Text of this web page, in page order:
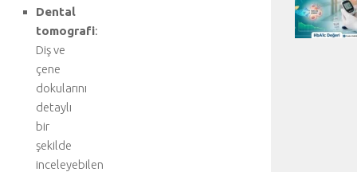
Dental
tomografi:
Diş ve
çene
dokularını
detaylı
bir
şekilde
inceleyebilen